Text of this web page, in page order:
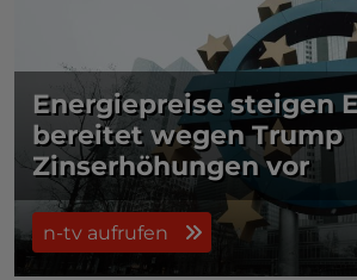
Energiepreise steigen
bereitet wegen Trump
Zinserhöhungen vor
n-tv aufrufen